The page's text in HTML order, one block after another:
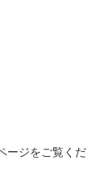
ージをご覧くだ